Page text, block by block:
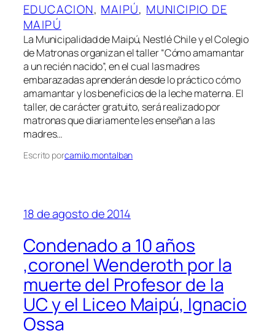
EDUCACION, MAIPÚ, MUNICIPIO DE
MAIPÚ
La Municipalidad de Maipú, Nestlé Chile y el Colegio
de Matronas organizan el taller “Cómo amamantar
a un recién nacido”, en el cual las madres
embarazadas aprenderán desde lo práctico cómo
amamantar y los beneficios de la leche materna. El
taller, de carácter gratuito, será realizado por
matronas que diariamente les enseñan a las
madres…
Escrito porcamilo.montalban
18 de agosto de 2014
Condenado a 10 años
,coronel Wenderoth por la
muerte del Profesor de la
UC y el Liceo Maipú, Ignacio
Ossa